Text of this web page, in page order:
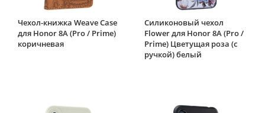
Чехол-книжка Weave Case
для Honor 8A (Pro / Prime)
коричневая
Силиконовый чехол
Flower для Honor 8A (Pro /
Prime) Цветущая роза (с
ручкой) белый